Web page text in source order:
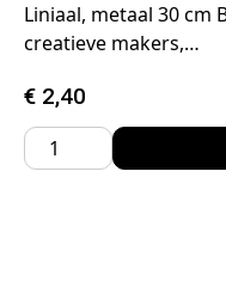
Liniaal, metaal 30 cm
creatieve makers,…
€ 2,40